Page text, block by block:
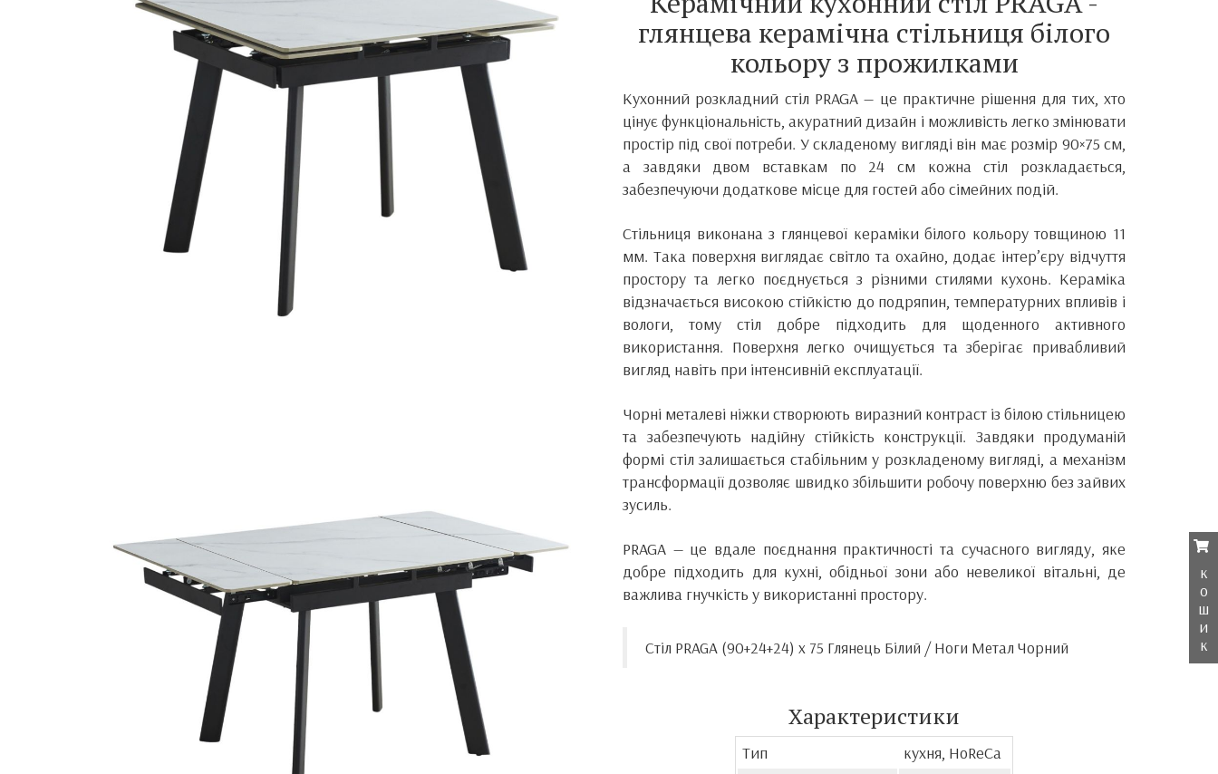
глянцева керамічна стільниця білого
кольору з прожилками
Кухонний розкладний стіл PRAGA — це практичне рішення для тих, хто
цінує функціональність, акуратний дизайн і можливість легко змінювати
простір під свої потреби. У складеному вигляді він має розмір 90×75 см,
а завдяки двом вставкам по 24 см кожна стіл розкладається,
забезпечуючи додаткове місце для гостей або сімейних подій.
Стільниця виконана з глянцевої кераміки білого кольору товщиною 11
мм. Така поверхня виглядає світло та охайно, додає інтер’єру відчуття
простору та легко поєднується з різними стилями кухонь. Кераміка
відзначається високою стійкістю до подряпин, температурних впливів і
вологи, тому стіл добре підходить для щоденного активного
використання. Поверхня легко очищується та зберігає привабливий
вигляд навіть при інтенсивній експлуатації.
Чорні металеві ніжки створюють виразний контраст із білою стільницею
та забезпечують надійну стійкість конструкції. Завдяки продуманій
формі стіл залишається стабільним у розкладеному вигляді, а механізм
трансформації дозволяє швидко збільшити робочу поверхню без зайвих
зусиль.
PRAGA — це вдале поєднання практичності та сучасного вигляду, яке
добре підходить для кухні, обідньої зони або невеликої вітальні, де
важлива гнучкість у використанні простору.
Стіл PRAGA (90+24+24) х 75 Глянець Білий / Ноги Метал Чорний
Характеристики
Тип
кухня, HoReCa
к
о
ш
и
к